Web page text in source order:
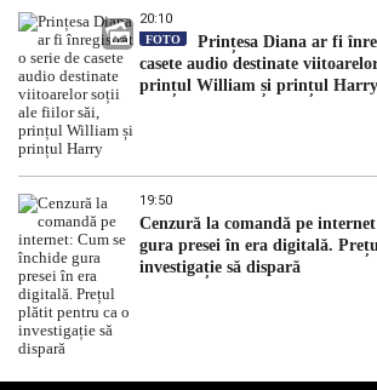
20:10
FOTO
Prințesa Diana ar fi
casete audio destinate
prințul William și prințul Harry
19:50
Cenzură la comandă pe
gura presei în era digitală.
investigație să dispară